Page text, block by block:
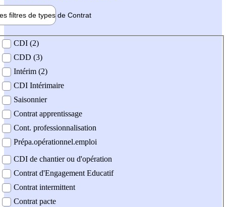
filtres de types de Contrat
contrat
CDI (2)
CDD (3)
Intérim (2)
CDI Intérimaire
Saisonnier
Contrat apprentissage
Cont. professionnalisation
Prépa.opérationnel.emploi
CDI de chantier ou d'opération
Contrat d'Engagement Educatif
Contrat intermittent
Contrat pacte